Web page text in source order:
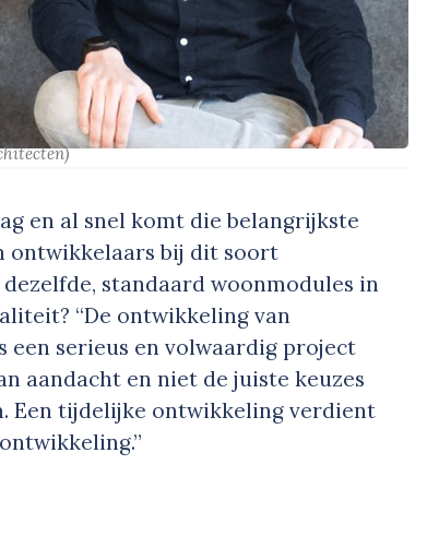
en al snel komt die belangrijkste
ontwikkelaars bij dit soort
standaard woonmodules in
“De ontwikkeling van
een serieus en volwaardig project
aandacht en niet de juiste keuzes
Een tijdelijke ontwikkeling verdient